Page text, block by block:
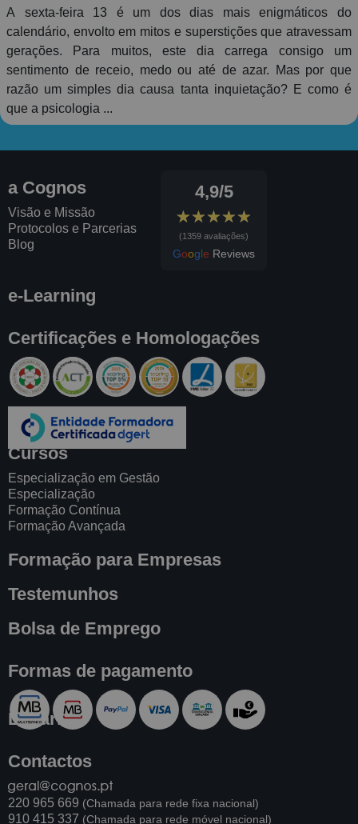
A sexta-feira 13 é um dos dias mais enigmáticos do
calendário, envolto em mitos e superstições que atravessam
gerações. Para muitos, este dia carrega consigo um
sentimento de receio, medo ou até de azar. Mas por que
razão um simples dia causa tanta inquietação? E como é
que a psicologia ...
a Cognos
Visão e Missão
Protocolos e Parcerias
Blog
4,9/5
★★★★★
★★★★★
(1359 avaliações)
Goog e Reviews
e-Learning
Certificações e Homologações
Cursos
Especialização em Gestão
Especialização
Formação Contínua
Formação Avançada
Formação para Empresas
Testemunhos
Bolsa de Emprego
Formas de pagamento
Livraria
Contactos
220 965 669 (Chamada para rede fixa nacional)
910 415 337 (Chamada para rede móvel nacional)